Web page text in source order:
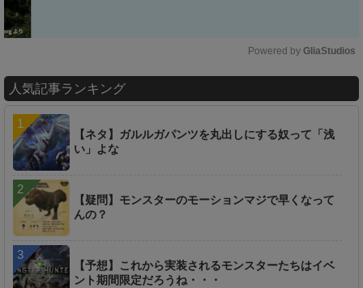
u
e
Powered by GliaStudios
人気記事ランキング
【ネタ】ガルルガパンツを丸出しにする奴って「浅
い」よな
【疑問】モンスターのモーションマジで早くなって
んの？
【予想】これから実装されるモンスターたちはイベ
ント期間限定だろうね・・・